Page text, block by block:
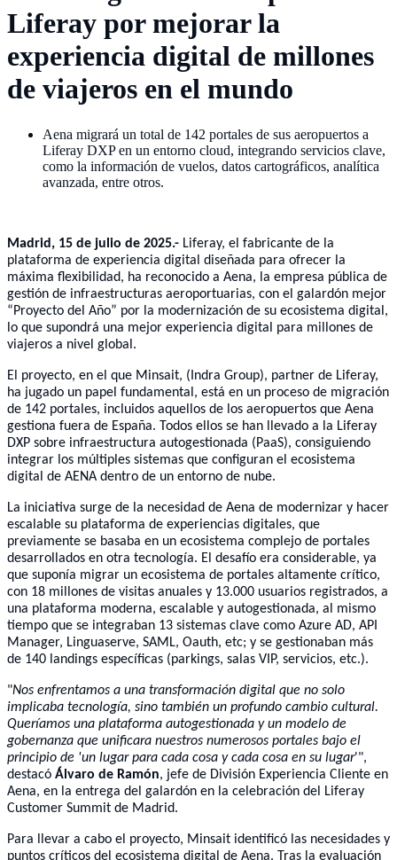
Liferay por mejorar la
experiencia digital de millones
de viajeros en el mundo
Aena migrará un total de 142 portales de sus aeropuertos a
Liferay DXP en un entorno cloud, integrando servicios clave,
como la información de vuelos, datos cartográficos, analítica
avanzada, entre otros.
Madrid, 15 de julio de 2025.- Liferay, el fabricante de la
plataforma de experiencia digital diseñada para ofrecer la
máxima flexibilidad, ha reconocido a Aena, la empresa pública de
gestión de infraestructuras aeroportuarias, con el galardón mejor
“Proyecto del Año” por la modernización de su ecosistema digital,
lo que supondrá una mejor experiencia digital para millones de
viajeros a nivel global.
El proyecto, en el que Minsait, (Indra Group), partner de Liferay,
ha jugado un papel fundamental, está en un proceso de migración
de 142 portales, incluidos aquellos de los aeropuertos que Aena
gestiona fuera de España. Todos ellos se han llevado a la Liferay
DXP sobre infraestructura autogestionada (PaaS), consiguiendo
integrar los múltiples sistemas que configuran el ecosistema
digital de AENA dentro de un entorno de nube.
La iniciativa surge de la necesidad de Aena de modernizar y hacer
escalable su plataforma de experiencias digitales, que
previamente se basaba en un ecosistema complejo de portales
desarrollados en otra tecnología. El desafío era considerable, ya
que suponía migrar un ecosistema de portales altamente crítico,
con 18 millones de visitas anuales y 13.000 usuarios registrados, a
una plataforma moderna, escalable y autogestionada, al mismo
tiempo que se integraban 13 sistemas clave como Azure AD, API
Manager, Linguaserve, SAML, Oauth, etc; y se gestionaban más
de 140 landings específicas (parkings, salas VIP, servicios, etc.).
"Nos enfrentamos a una transformación digital que no solo
implicaba tecnología, sino también un profundo cambio cultural.
Queríamos una plataforma autogestionada y un modelo de
gobernanza que unificara nuestros numerosos portales bajo el
principio de 'un lugar para cada cosa y cada cosa en su lugar'",
destacó Álvaro de Ramón, jefe de División Experiencia Cliente en
Aena, en la entrega del galardón en la celebración del Liferay
Customer Summit de Madrid.
Para llevar a cabo el proyecto, Minsait identificó las necesidades y
puntos críticos del ecosistema digital de Aena. Tras la evaluación